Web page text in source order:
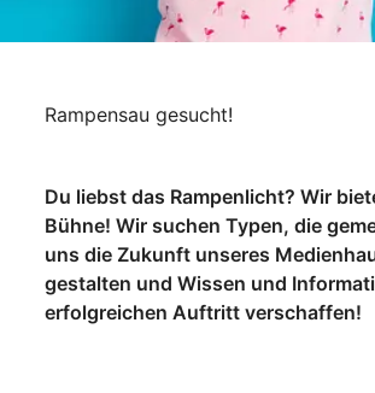
Rampensau gesucht!
Du liebst das Rampenlicht? Wir
Bühne! Wir suchen Typen, die
uns die Zukunft unseres
gestalten und Wissen und
erfolgreichen Auftritt verschaffen!